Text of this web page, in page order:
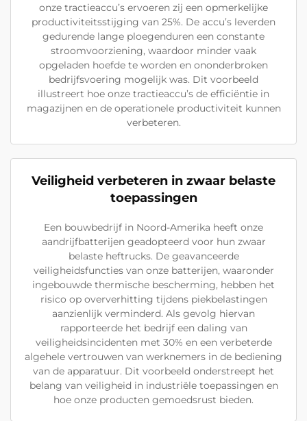
onze tractieaccu’s ervoeren zij een opmerkelijke
productiviteitsstijging van 25%. De accu’s leverden
gedurende lange ploegenduren een constante
stroomvoorziening, waardoor minder vaak
opgeladen hoefde te worden en ononderbroken
bedrijfsvoering mogelijk was. Dit voorbeeld
illustreert hoe onze tractieaccu’s de efficiëntie in
magazijnen en de operationele productiviteit kunnen
verbeteren.
Veiligheid verbeteren in zwaar belaste
toepassingen
Een bouwbedrijf in Noord-Amerika heeft onze
aandrijfbatterijen geadopteerd voor hun zwaar
belaste heftrucks. De geavanceerde
veiligheidsfuncties van onze batterijen, waaronder
ingebouwde thermische bescherming, hebben het
risico op oververhitting tijdens piekbelastingen
aanzienlijk verminderd. Als gevolg hiervan
rapporteerde het bedrijf een daling van
veiligheidsincidenten met 30% en een verbeterde
algehele vertrouwen van werknemers in de bediening
van de apparatuur. Dit voorbeeld onderstreept het
belang van veiligheid in industriële toepassingen en
hoe onze producten gemoedsrust bieden.